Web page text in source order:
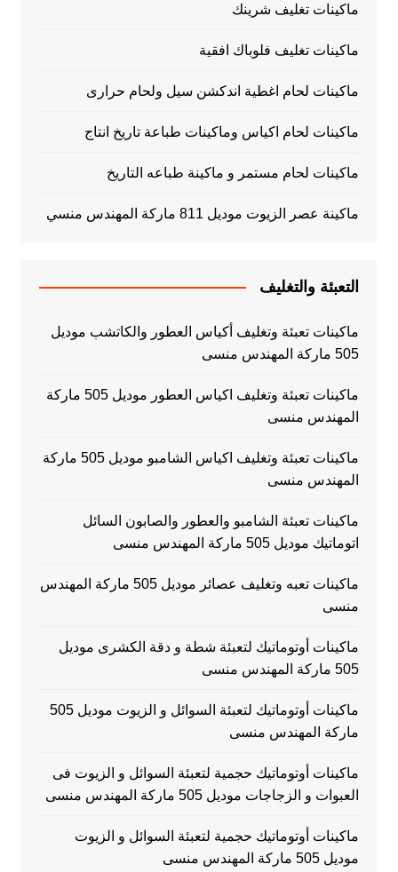
ماكينات تغليف شرينك
ماكينات تغليف فلوباك افقية
ماكينات لحام اغطية اندكشن سيل ولحام حرارى
ماكينات لحام اكياس وماكينات طباعة تاريخ انتاج
ماكينات لحام مستمر و ماكينة طباعه التاريخ
ماكينة عصر الزيوت موديل 811 ماركة المهندس منسي
التعبئة والتغليف
ماكينات تعبئة وتغليف أكياس العطور والكاتشب موديل
505 ماركة المهندس منسى
ماكينات تعبئة وتغليف اكياس العطور موديل 505 ماركة
المهندس منسى
ماكينات تعبئة وتغليف اكياس الشامبو موديل 505 ماركة
المهندس منسى
ماكينات تعبئة الشامبو والعطور والصابون السائل
اتوماتيك موديل 505 ماركة المهندس منسى
ماكينات تعبه وتغليف عصائر موديل 505 ماركة المهندس
منسى
ماكينات أوتوماتيك لتعبئة شطة و دقة الكشرى موديل
505 ماركة المهندس منسى
ماكينات أوتوماتيك لتعبئة السوائل و الزيوت موديل 505
ماركة المهندس منسى
ماكينات أوتوماتيك حجمية لتعبئة السوائل و الزيوت فى
العبوات و الزجاجات موديل 505 ماركة المهندس منسى
ماكينات أوتوماتيك حجمية لتعبئة السوائل و الزيوت
موديل 505 ماركة المهندس منسى